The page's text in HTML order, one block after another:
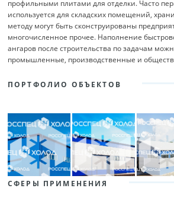
профильными плитами для отделки. Часто
используется для складских помещений,
методу могут быть сконструированы
многочисленное прочее. Наполнение
ангаров после строительства по задачам
промышленные, производственные и
ПОРТФОЛИО ОБЪЕКТОВ
СФЕРЫ ПРИМЕНЕНИЯ